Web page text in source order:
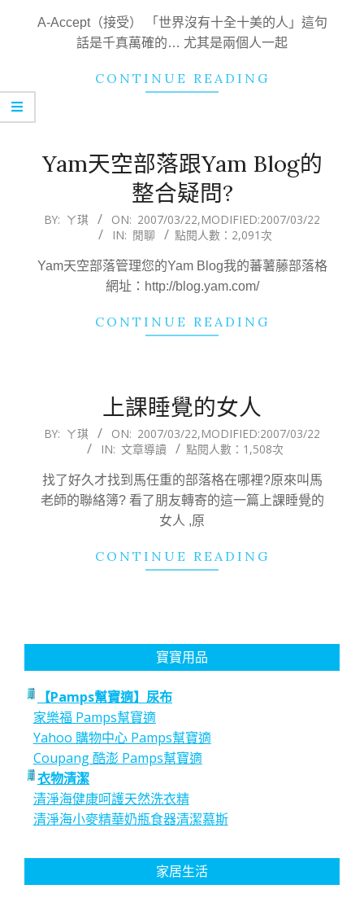
22
A-Accept（接受） 「世界沒有十全十美的人」這句
話是千真萬確的… 尤其是兩個人一起
CONTINUE READING
Yam天空部落跟Yam Blog的
整合疑問?
2007-
22
BY: ㄚ琪 ON: 2007/03/22,MODIFIED:2007/03/22
IN: 閒聊 點閱人數：2,091次
Yam天空部落管理您的Yam Blog我的蕃薯藤部落格
網址：http://blog.yam.com/
CONTINUE READING
上課睡覺的女人
2007-
22
BY: ㄚ琪 ON: 2007/03/22,MODIFIED:2007/03/22
IN: 文章導讀 點閱人數：1,508次
找了好久才找到馬任重的部落格在哪裡?原來叫馬
老師的聯絡簿? 看了朋友轉寄的這一篇上課睡覺的
女人 ,原
CONTINUE READING
寶寶用品
【Pamps幫寶適】尿布
家樂福 Pamps幫寶適
Yahoo 購物中心 Pamps幫寶適
Coupang 酷澎 Pamps幫寶適
衣物清潔
清淨海健康呵護天然洗衣精
清淨海小麥精華奶瓶食器清潔慕斯
家居生活